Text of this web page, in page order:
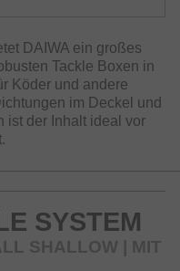
DAIWA ein großes
Tackle Boxen in
Köder und andere
im Deckel und
ist der Inhalt ideal vor
SYSTEM
SHALLOW | MIT